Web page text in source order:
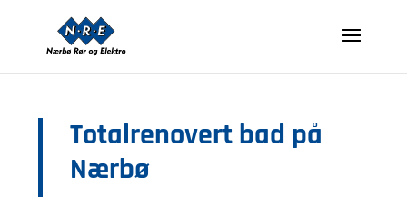
Totalrenovert bad på
Nærbø